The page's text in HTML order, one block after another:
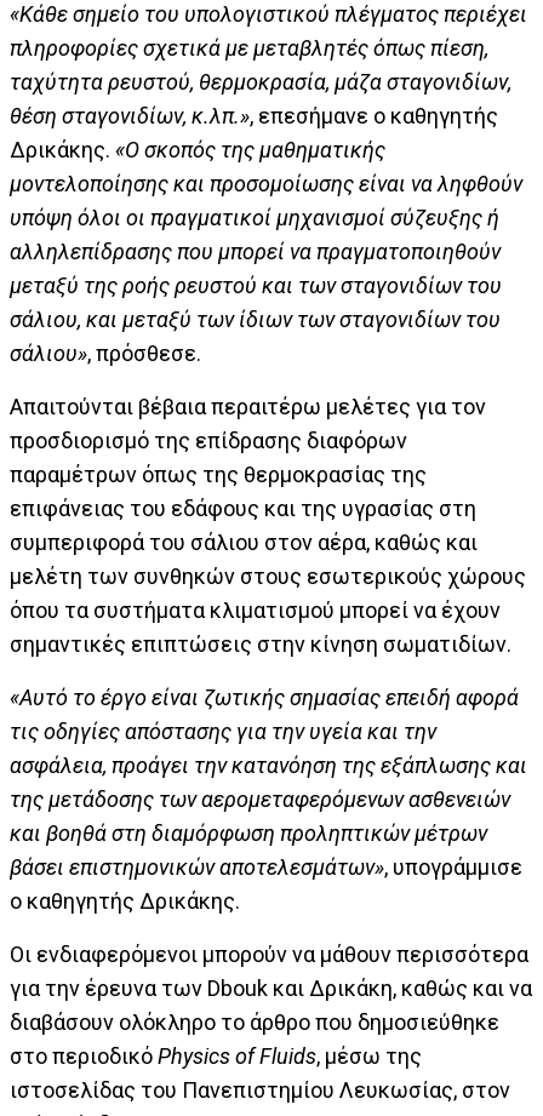
«Κάθε σημείο του υπολογιστικού πλέγματος περιέχει
πληροφορίες σχετικά με μεταβλητές όπως πίεση,
ταχύτητα ρευστού, θερμοκρασία, μάζα σταγονιδίων,
θέση σταγονιδίων, κ.λπ.», επεσήμανε ο καθηγητής
Δρικάκης. «Ο σκοπός της μαθηματικής
μοντελοποίησης και προσομοίωσης είναι να ληφθούν
υπόψη όλοι οι πραγματικοί μηχανισμοί σύζευξης ή
αλληλεπίδρασης που μπορεί να πραγματοποιηθούν
μεταξύ της ροής ρευστού και των σταγονιδίων του
σάλιου, και μεταξύ των ίδιων των σταγονιδίων του
σάλιου», πρόσθεσε.
Απαιτούνται βέβαια περαιτέρω μελέτες για τον
προσδιορισμό της επίδρασης διαφόρων
παραμέτρων όπως της θερμοκρασίας της
επιφάνειας του εδάφους και της υγρασίας στη
συμπεριφορά του σάλιου στον αέρα, καθώς και
μελέτη των συνθηκών στους εσωτερικούς χώρους
όπου τα συστήματα κλιματισμού μπορεί να έχουν
σημαντικές επιπτώσεις στην κίνηση σωματιδίων.
«Αυτό το έργο είναι ζωτικής σημασίας επειδή αφορά
τις οδηγίες απόστασης για την υγεία και την
ασφάλεια, προάγει την κατανόηση της εξάπλωσης και
της μετάδοσης των αερομεταφερόμενων ασθενειών
και βοηθά στη διαμόρφωση προληπτικών μέτρων
βάσει επιστημονικών αποτελεσμάτων», υπογράμμισε
ο καθηγητής Δρικάκης.
Οι ενδιαφερόμενοι μπορούν να μάθουν περισσότερα
για την έρευνα των Dbouk και Δρικάκη, καθώς και να
διαβάσουν ολόκληρο το άρθρο που δημοσιεύθηκε
στο περιοδικόPhysics of Fluids, μέσω της
ιστοσελίδας του Πανεπιστημίου Λευκωσίας, στον